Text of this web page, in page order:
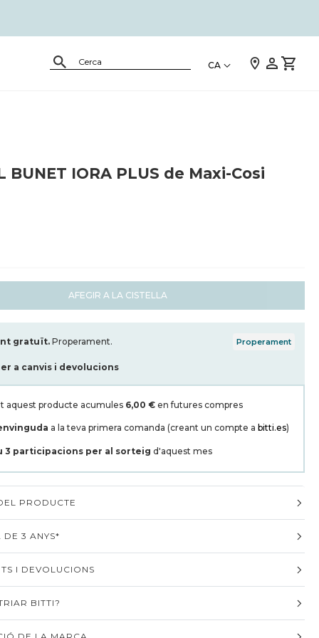
CA
BUNET IORA PLUS de Maxi-Cosi
AFEGIR A LA CISTELLA
gratuït. Properament. Properament
a canvis i devolucions
aquest producte acumules 6,00 € en futures compres
a la teva primera comanda (creant un compte a bitti.es)
3 participacions per al sorteig d'aquest mes
PRODUCTE
DE 3 ANYS*
I DEVOLUCIONS
BITTI?